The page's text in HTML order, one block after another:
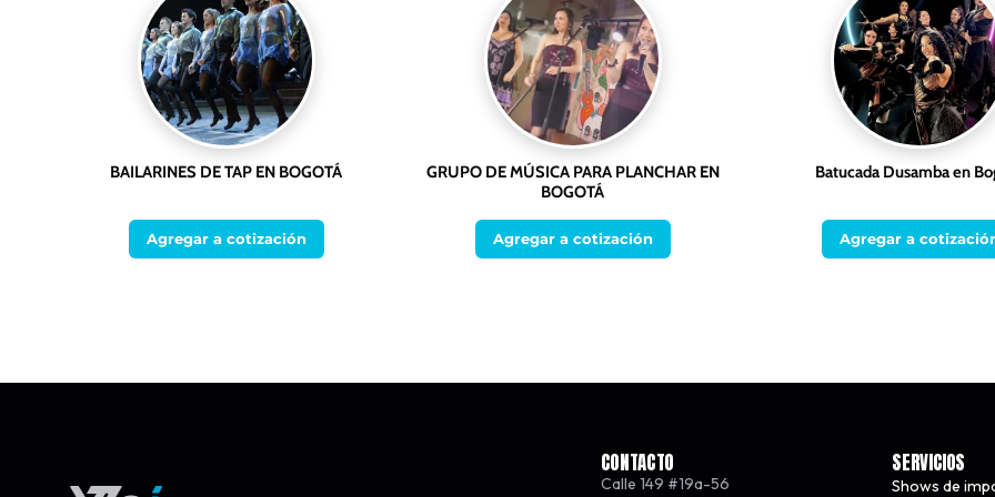
BAILARINES DE TAP EN BOGOTÁ
Agregar a cotización
GRUPO DE MÚSICA PARA PLANCHAR EN
BOGOTÁ
Agregar a cotización
Batucada Dusamba en
Agregar a
CONTACTO
Calle 149 #19a-56
SERVICIOS
Shows de